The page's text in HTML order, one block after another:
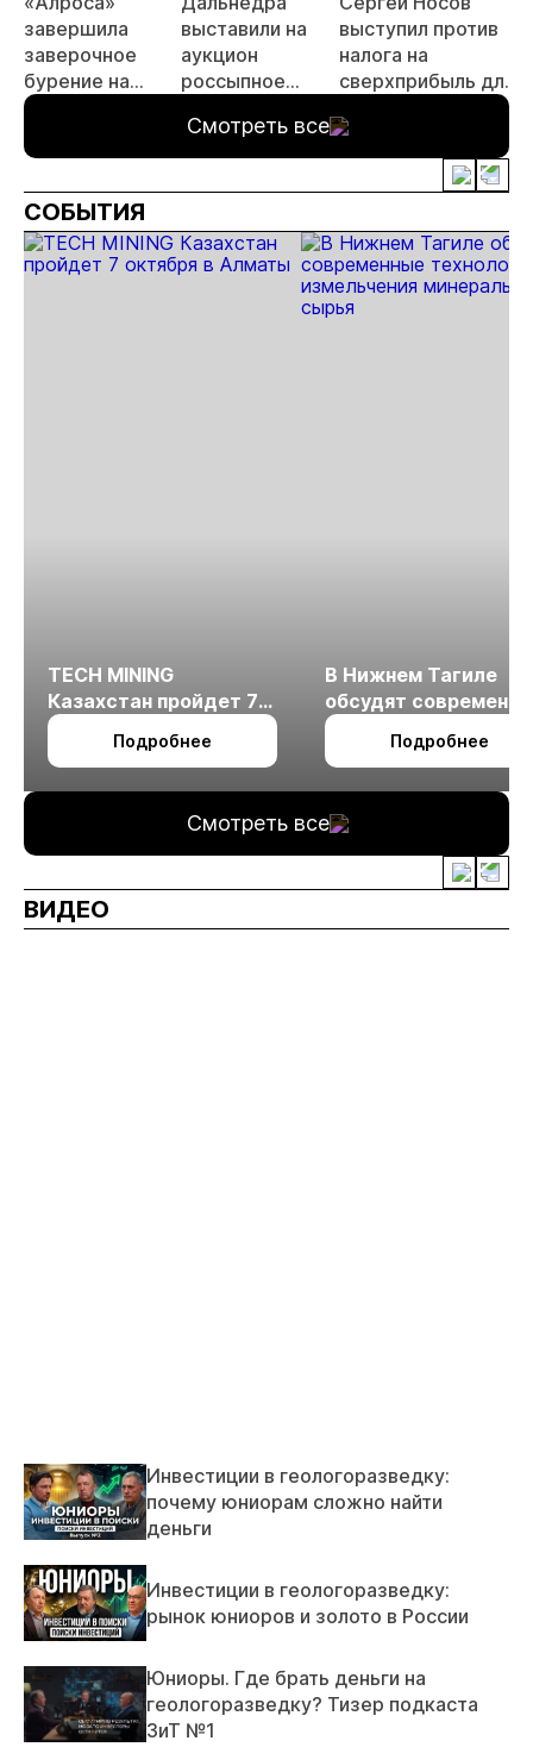
завершила
заверочное
бурение на
золоторудном
Дегдекан
выставили на
аукцион
россыпное
«ручей Сударь»
на Колыме с
запасами 143 кг
выступил против
налога на
сверхприбыль для
золотодобытчиков
Смотреть все
СОБЫТИЯ
TECH MINING
Казахстан пройдет 7
октября в Алматы
Подробнее
В Нижнем Тагиле
обсудят
технологии
измельчения
Подробнее
Смотреть все
ВИДЕО
Инвестиции в геологоразведку:
почему юниорам сложно найти
деньги
Инвестиции в геологоразведку:
рынок юниоров и золото в России
Юниоры. Где брать деньги на
геологоразведку? Тизер подкаста
ЗиТ №1